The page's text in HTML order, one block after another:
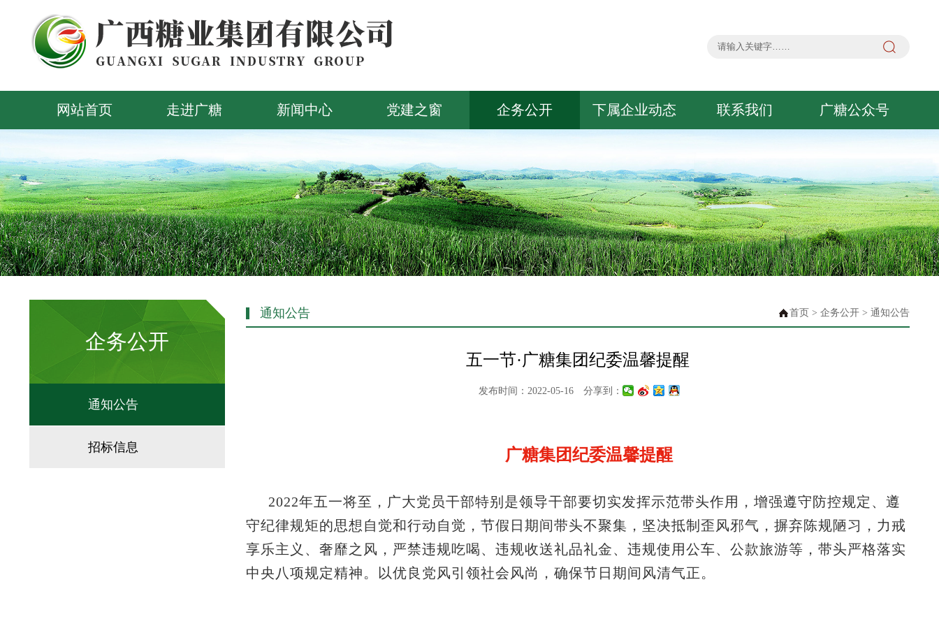
网站首页 走进广糖 新闻中心 党建之窗 企务公开 下属企业动态 联系我们 广糖公众号
企务公开
通知公告
招标信息
首页 > 企务公开 > 通知公告
通知公告
五一节·广糖集团纪委温馨提醒
发布时间：2022-05-16 分享到：
广糖集团纪委温馨提醒
2022年五一将至，广大党员干部特别是领导干部要切实发挥示范带头作用，增强遵守防控规定、遵
守纪律规矩的思想自觉和行动自觉，节假日期间带头不聚集，坚决抵制歪风邪气，摒弃陈规陋习，力戒
享乐主义、奢靡之风，严禁违规吃喝、违规收送礼品礼金、违规使用公车、公款旅游等，带头严格落实
中央八项规定精神。以优良党风引领社会风尚，确保节日期间风清气正。